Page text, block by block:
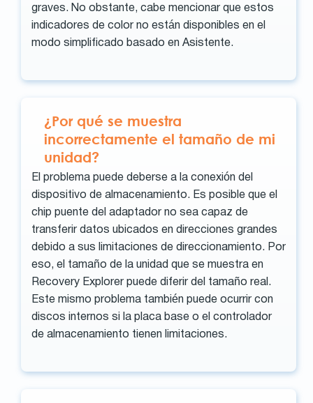
graves. No obstante, cabe mencionar que estos
indicadores de color no están disponibles en el
modo simplificado basado en Asistente.
¿Por qué se muestra
incorrectamente el tamaño de mi
unidad?
El problema puede deberse a la conexión del
dispositivo de almacenamiento. Es posible que el
chip puente del adaptador no sea capaz de
transferir datos ubicados en direcciones grandes
debido a sus limitaciones de direccionamiento. Por
eso, el tamaño de la unidad que se muestra en
Recovery Explorer puede diferir del tamaño real.
Este mismo problema también puede ocurrir con
discos internos si la placa base o el controlador
de almacenamiento tienen limitaciones.